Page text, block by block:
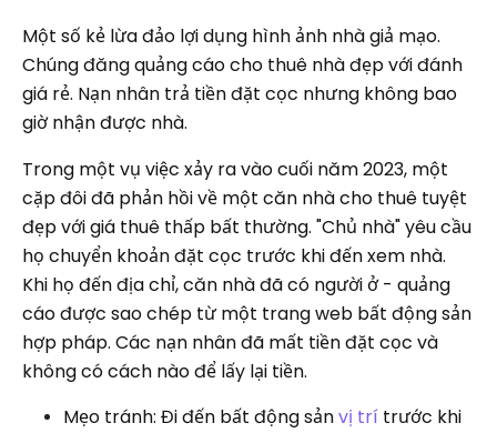
Một số kẻ lừa đảo lợi dụng hình ảnh nhà giả mạo.
Chúng đăng quảng cáo cho thuê nhà đẹp với đánh
giá rẻ. Nạn nhân trả tiền đặt cọc nhưng không bao
giờ nhận được nhà.
Trong một vụ việc xảy ra vào cuối năm 2023, một
cặp đôi đã phản hồi về một căn nhà cho thuê tuyệt
đẹp với giá thuê thấp bất thường. "Chủ nhà" yêu cầu
họ chuyển khoản đặt cọc trước khi đến xem nhà.
Khi họ đến địa chỉ, căn nhà đã có người ở - quảng
cáo được sao chép từ một trang web bất động sản
hợp pháp. Các nạn nhân đã mất tiền đặt cọc và
không có cách nào để lấy lại tiền.
Mẹo tránh: Đi đến bất động sảnvị trí trước khi